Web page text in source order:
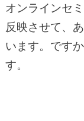
オンラインセ
反映させて、
います。 です
す。